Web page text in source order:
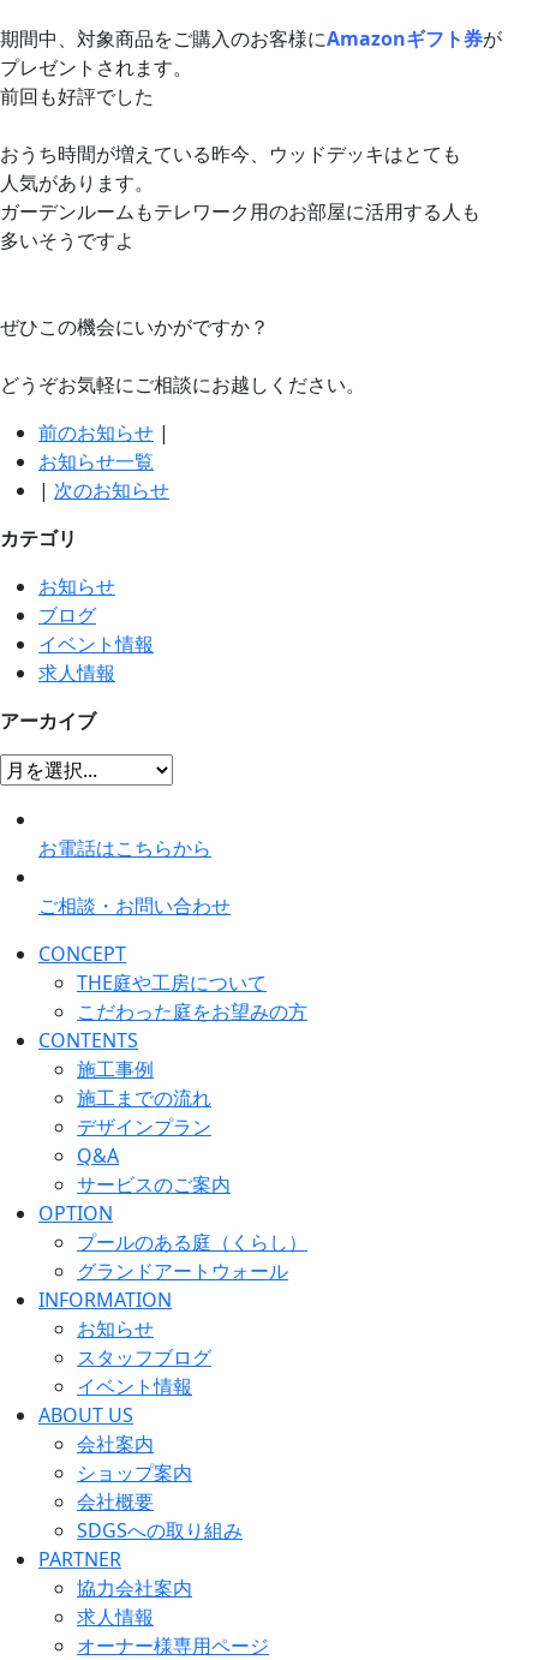
期間中、対象商品をご購入のお客様にAmazonギフト券が
プレゼントされます。
前回も好評でした
おうち時間が増えている昨今、ウッドデッキはとても
人気があります。
ガーデンルームもテレワーク用のお部屋に活用する人も
多いそうですよ
ぜひこの機会にいかがですか？
どうぞお気軽にご相談にお越しください。
前のお知らせ |
お知らせ一覧
| 次のお知らせ
カテゴリ
お知らせ
ブログ
イベント情報
求人情報
アーカイブ
お電話はこちらから
ご相談・お問い合わせ
CONCEPT
THE庭や工房について
こだわった庭をお望みの方
CONTENTS
施工事例
施工までの流れ
デザインプラン
Q&A
サービスのご案内
OPTION
プールのある庭（くらし）
グランドアートウォール
INFORMATION
お知らせ
スタッフブログ
イベント情報
ABOUT US
会社案内
ショップ案内
会社概要
SDGSへの取り組み
PARTNER
協力会社案内
求人情報
オーナー様専用ページ